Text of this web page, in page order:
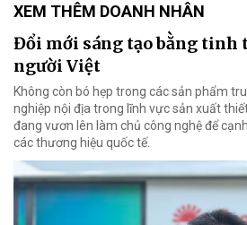
XEM THÊM DOANH NHÂN
Đổi mới sáng tạo bằng tinh
người Việt
Không còn bó hẹp trong các sản phẩm
nghiệp nội địa trong lĩnh vực sản xuất
đang vươn lên làm chủ công nghệ để
các thương hiệu quốc tế.